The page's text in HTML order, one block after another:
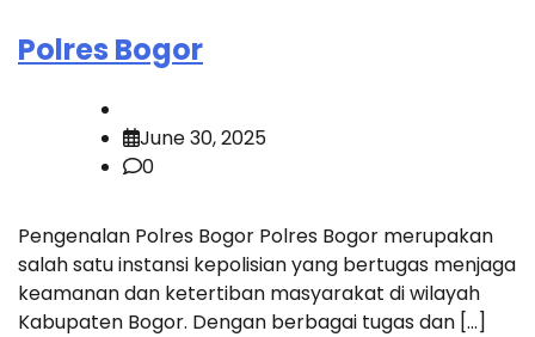
Polres Bogor
June 30, 2025
0
Pengenalan Polres Bogor Polres Bogor merupakan
salah satu instansi kepolisian yang bertugas menjaga
keamanan dan ketertiban masyarakat di wilayah
Kabupaten Bogor. Dengan berbagai tugas dan […]